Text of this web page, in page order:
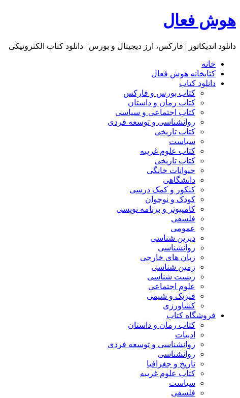
هوش فعال
دانلود اندیکاتور | فارکس، ارز دیجیتال و بورس | دانلود کتاب الکترونیکی
خانه
کتابخانه هوش فعال
دانلود کتاب
کتاب بورس و فارکس
کتاب رمان و داستان
کتاب اجتماعی و سیاسی
روانشناسی و توسعه فردی
کتاب تاریخی
سیاست
کتاب علوم غریبه
کتاب تاریخی
حیوانات خانگی
دانشگاهی
کنکور و کمک‌ درسی
کودک و نوجوان
کامپیوتر و برنامه نویسی
فلسفی
عمومی
دیرین شناسی
روانشناسی
زبان های خارجی
زمین شناسی
زیست شناسی
علوم اجتماعی
فیزیک و شیمی
کشاورزی
فروشگاه کتاب
کتاب رمان و داستان
ادبیات
روانشناسی و توسعه فردی
روانشناسی
تاریخ و جغرافیا
کتاب علوم غریبه
سیاست
فلسفی